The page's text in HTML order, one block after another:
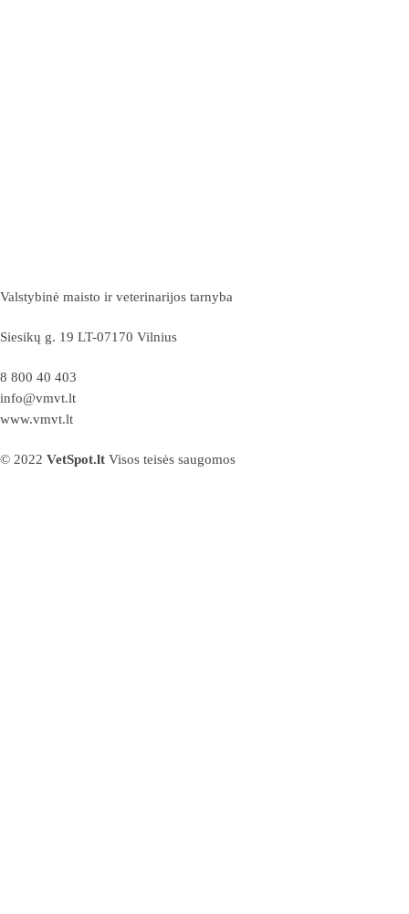
Valstybinė maisto ir veterinarijos tarnyba
Siesikų g. 19 LT-07170 Vilnius
8 800 40 403
info@vmvt.lt
www.vmvt.lt
© 2022 VetSpot.lt Visos teisės saugomos